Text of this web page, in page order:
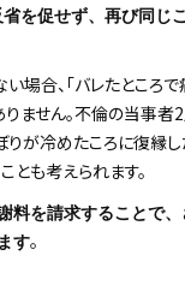
省を促せず、再び同じ
場合、「バレたところで
ません。不倫の当事
りが冷めたころに復縁
とも考えられます。
料を請求することで
す。